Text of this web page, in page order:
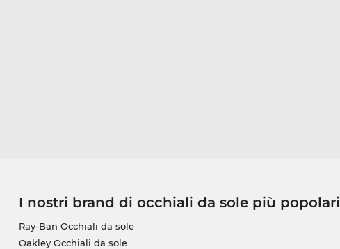
I nostri brand di occhiali da sole più popolari
Ray-Ban Occhiali da sole
Oakley Occhiali da sole